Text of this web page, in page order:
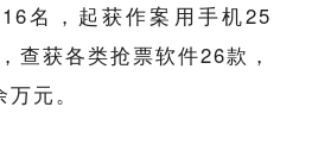
名，起获作案用手机25
查获各类抢票软件26款，
元。